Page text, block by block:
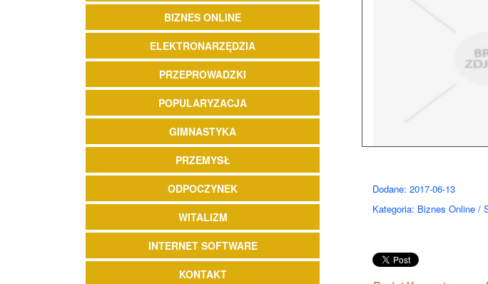
BIZNES ONLINE
ELEKTRONARZĘDZIA
PRZEPROWADZKI
POPULARYZACJA
GIMNASTYKA
PRZEMYSŁ
ODPOCZYNEK
WITALIZM
INTERNET SOFTWARE
KONTAKT
Dodane: 2017-06-13
Kategoria: Biznes Online /